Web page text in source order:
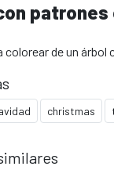
colorear de un árbol
christmas